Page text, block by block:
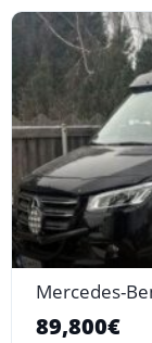
Mercedes-
89,800€